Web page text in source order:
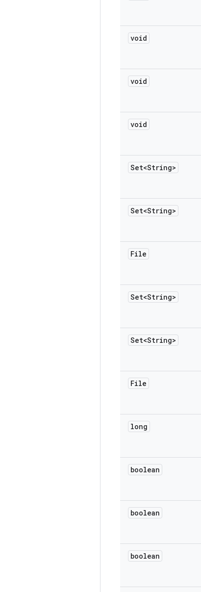
void
void
void
Set<String>
Set<String>
File
Set<String>
Set<String>
File
long
boolean
boolean
boolean